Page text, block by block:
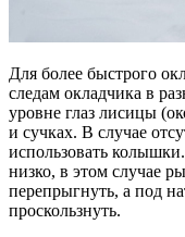
Для более быстрого
следам окладчика в
уровне глаз лисицы
и сучках. В случае
использовать
низко, в этом случае
перепрыгнуть, а под
проскользнуть.